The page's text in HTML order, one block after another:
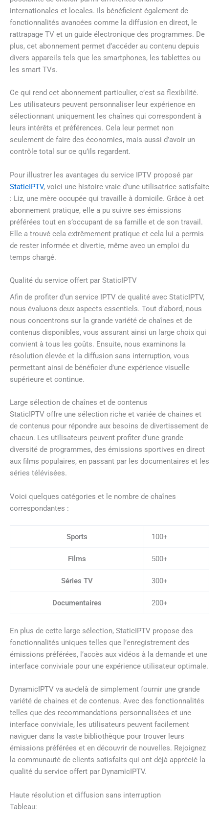
internationales et locales. Ils bénéficient également de
fonctionnalités avancées comme la diffusion en direct, le
rattrapage TV et un guide électronique des programmes. De
plus, cet abonnement permet d’accéder au contenu depuis
divers appareils tels que les smartphones, les tablettes ou
les smart TVs.
Ce qui rend cet abonnement particulier, c’est sa flexibilité.
Les utilisateurs peuvent personnaliser leur expérience en
sélectionnant uniquement les chaînes qui correspondent à
leurs intérêts et préférences. Cela leur permet non
seulement de faire des économies, mais aussi d’avoir un
contrôle total sur ce qu’ils regardent.
Pour illustrer les avantages du service IPTV proposé par
StaticIPTV, voici une histoire vraie d’une utilisatrice satisfaite
: Liz, une mère occupée qui travaille à domicile. Grâce à cet
abonnement pratique, elle a pu suivre ses émissions
préférées tout en s’occupant de sa famille et de son travail.
Elle a trouvé cela extrêmement pratique et cela lui a permis
de rester informée et divertie, même avec un emploi du
temps chargé.
Qualité du service offert par StaticIPTV
Afin de profiter d’un service IPTV de qualité avec StaticIPTV,
nous évaluons deux aspects essentiels. Tout d’abord, nous
nous concentrons sur la grande variété de chaînes et de
contenus disponibles, vous assurant ainsi un large choix qui
convient à tous les goûts. Ensuite, nous examinons la
résolution élevée et la diffusion sans interruption, vous
permettant ainsi de bénéficier d’une expérience visuelle
supérieure et continue.
Large sélection de chaînes et de contenus
StaticIPTV offre une sélection riche et variée de chaines et
de contenus pour répondre aux besoins de divertissement de
chacun. Les utilisateurs peuvent profiter d’une grande
diversité de programmes, des émissions sportives en direct
aux films populaires, en passant par les documentaires et les
séries télévisées.
Voici quelques catégories et le nombre de chaînes
correspondantes :
Sports 100+
Films 500+
Séries TV 300+
Documentaires 200+
En plus de cette large sélection, StaticIPTV propose des
fonctionnalités uniques telles que l’enregistrement des
émissions préférées, l’accès aux vidéos à la demande et une
interface conviviale pour une expérience utilisateur optimale.
DynamicIPTV va au-delà de simplement fournir une grande
variété de chaines et de contenus. Avec des fonctionnalités
telles que des recommandations personnalisées et une
interface conviviale, les utilisateurs peuvent facilement
naviguer dans la vaste bibliothèque pour trouver leurs
émissions préférées et en découvrir de nouvelles. Rejoignez
la communauté de clients satisfaits qui ont déjà apprécié la
qualité du service offert par DynamicIPTV.
Haute résolution et diffusion sans interruption
Tableau: